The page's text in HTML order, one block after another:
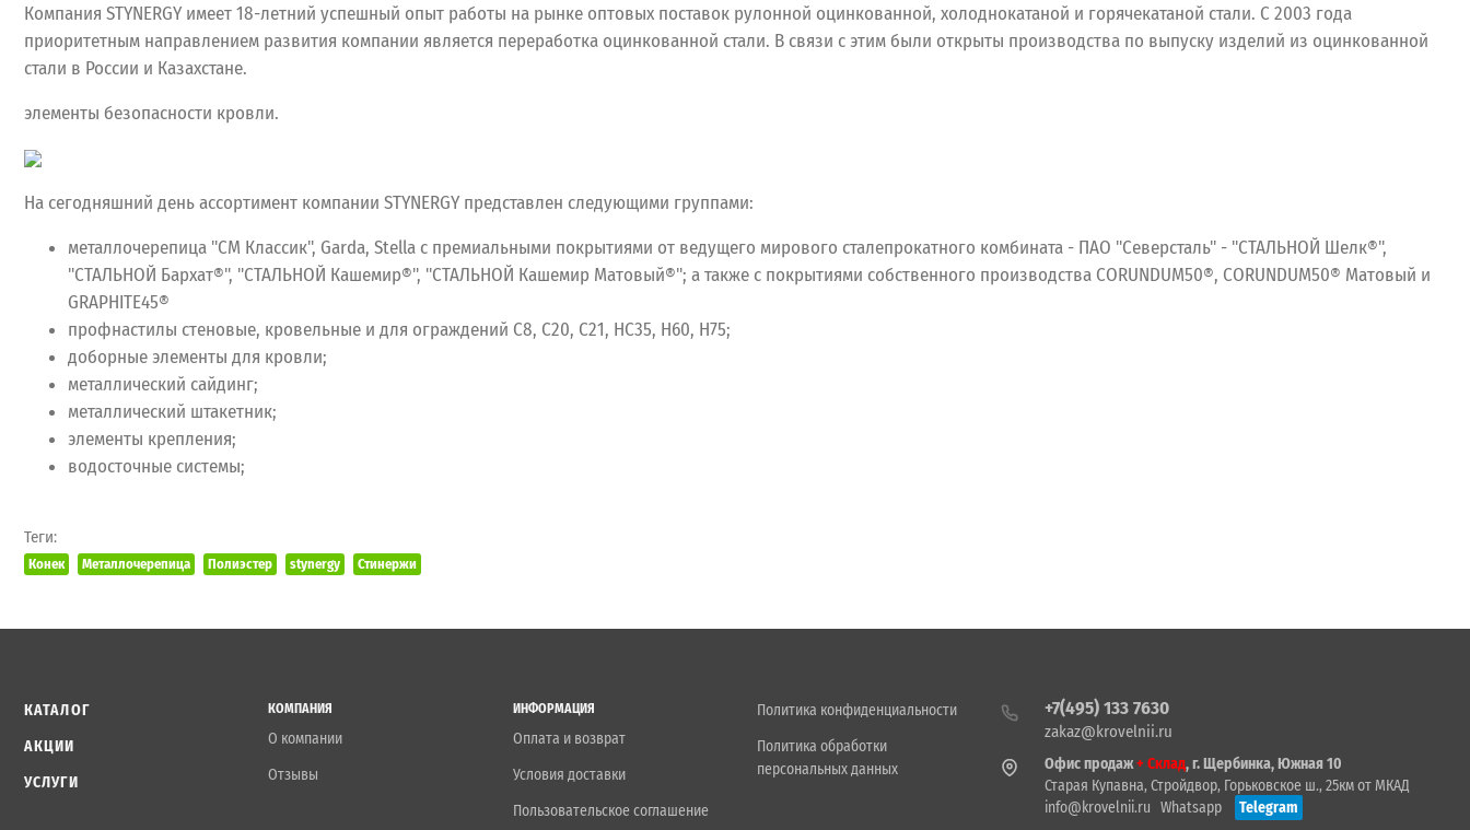
Компания STYNERGY имеет 18-летний успешный опыт работы на рынке оптовых поставок рулонной оцинкованной, холоднокатаной и горячекатаной стали. С 2003 года
приоритетным направлением развития компании является переработка оцинкованной стали. В связи с этим были открыты производства по выпуску изделий из оцинкованной
стали в России и Казахстане.
элементы безопасности кровли.
На сегодняшний день ассортимент компании STYNERGY представлен следующими группами:
металлочерепица "СМ Классик", Garda, Stella с премиальными покрытиями от ведущего мирового сталепрокатного комбината - ПАО "Северсталь" - "СТАЛЬНОЙ Шелк®",
"СТАЛЬНОЙ Бархат®", "СТАЛЬНОЙ Кашемир®", "СТАЛЬНОЙ Кашемир Матовый®"; а также с покрытиями собственного производства CORUNDUM50®, CORUNDUM50® Матовый и
GRAPHITE45®
профнастилы стеновые, кровельные и для ограждений С8, С20, С21, НС35, Н60, Н75;
доборные элементы для кровли;
металлический сайдинг;
металлический штакетник;
элементы крепления;
водосточные системы;
Теги:
Конек Металлочерепица Полиэстер stynergy Стинержи
КАТАЛОГ
АКЦИИ
УСЛУГИ
КОМПАНИЯ
О компании
Отзывы
ИНФОРМАЦИЯ
Оплата и возврат
Условия доставки
Пользовательское соглашение
Политика конфиденциальности
Политика обработки
персональных данных
+7(495) 133 7630
zakaz@krovelnii.ru
Офис продаж+ Склад, г. Щербинка, Южная 10
Старая Купавна, Стройдвор, Горьковское ш., 25км от МКАД
info@krovelnii.ru
Whatsapp Telegram